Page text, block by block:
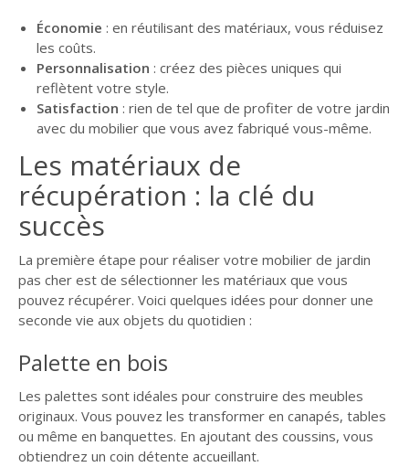
Économie : en réutilisant des matériaux, vous réduisez
les coûts.
Personnalisation : créez des pièces uniques qui
reflètent votre style.
Satisfaction : rien de tel que de profiter de votre jardin
avec du mobilier que vous avez fabriqué vous-même.
Les matériaux de
récupération : la clé du
succès
La première étape pour réaliser votre mobilier de jardin
pas cher est de sélectionner les matériaux que vous
pouvez récupérer. Voici quelques idées pour donner une
seconde vie aux objets du quotidien :
Palette en bois
Les palettes sont idéales pour construire des meubles
originaux. Vous pouvez les transformer en canapés, tables
ou même en banquettes. En ajoutant des coussins, vous
obtiendrez un coin détente accueillant.